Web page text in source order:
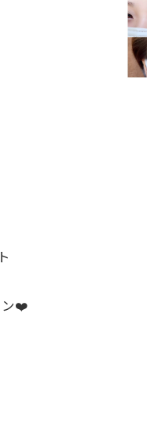
ン❤️